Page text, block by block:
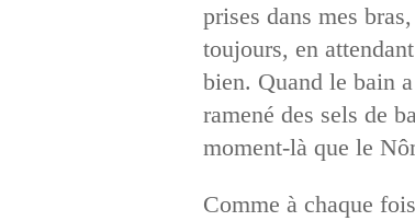
prises dans mes
toujours, en
bien. Quand le bain
ramené des sels de
moment-là que le
Comme à chaque